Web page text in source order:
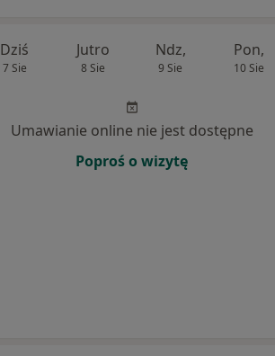
Dziś
7 Sie
Jutro
8 Sie
Ndz,
9 Sie
Pon,
10 Sie
Umawianie online nie jest dostępne
Poproś o wizytę